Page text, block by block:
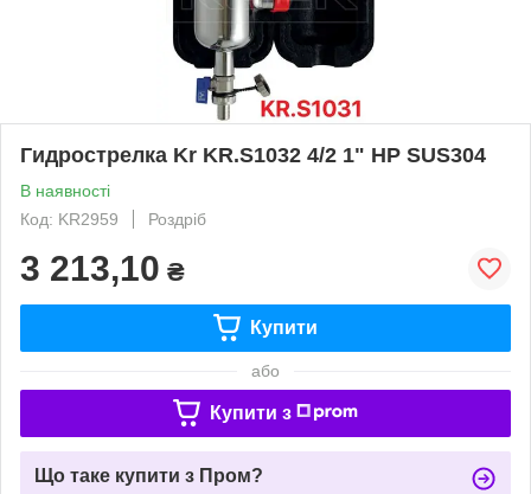
Гидрострелка Kr KR.S1032 4/2 1" НР SUS304
В наявності
Код: KR2959
Роздріб
3 213,10 ₴
Купити
або
Купити з
Що таке купити з Пром?